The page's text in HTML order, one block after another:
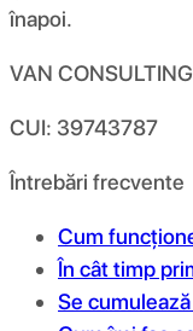
înapoi.
VAN
CUI: 39743787
Întrebări frecvente
Cum
În cât timp
Se